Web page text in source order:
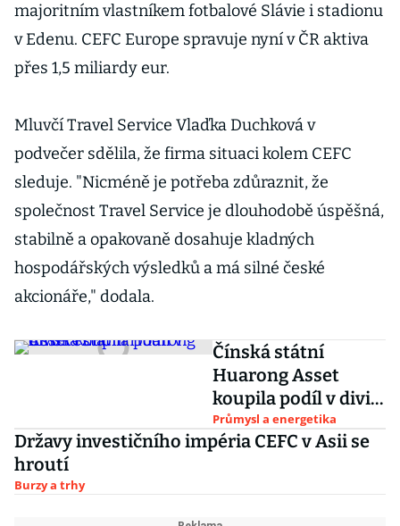
majoritním vlastníkem fotbalové Slávie i stadionu
v Edenu. CEFC Europe spravuje nyní v ČR aktiva
přes 1,5 miliardy eur.
Mluvčí Travel Service Vlaďka Duchková v
podvečer sdělila, že firma situaci kolem CEFC
sleduje. "Nicméně je potřeba zdůraznit, že
společnost Travel Service je dlouhodobě úspěšná,
stabilně a opakovaně dosahuje kladných
hospodářských výsledků a má silné české
akcionáře," dodala.
Čínská státní
Huarong Asset
koupila podíl v divizi
CEFC
Průmysl a energetika
Državy investičního impéria CEFC v Asii se
hroutí
Burzy a trhy